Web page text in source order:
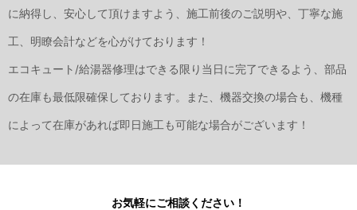
に納得し、安心して頂けますよう、施工前後のご説明や、丁寧な施
工、明瞭会計などを心がけております！
エコキュート/給湯器修理はできる限り当日に完了できるよう、部品
の在庫も最低限確保しております。また、機器交換の場合も、機種
によって在庫があれば即日施工も可能な場合がございます！
お気軽にご相談ください！